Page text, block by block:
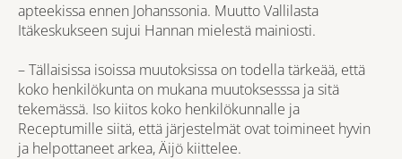
apteekissa ennen Johanssonia. Muutto Vallilasta
Itäkeskukseen sujui Hannan mielestä mainiosti.
– Tällaisissa isoissa muutoksissa on todella tärkeää, että
koko henkilökunta on mukana muutoksesssa ja sitä
tekemässä. Iso kiitos koko henkilökunnalle ja
Receptumille siitä, että järjestelmät ovat toimineet hyvin
ja helpottaneet arkea, Äijö kiittelee.